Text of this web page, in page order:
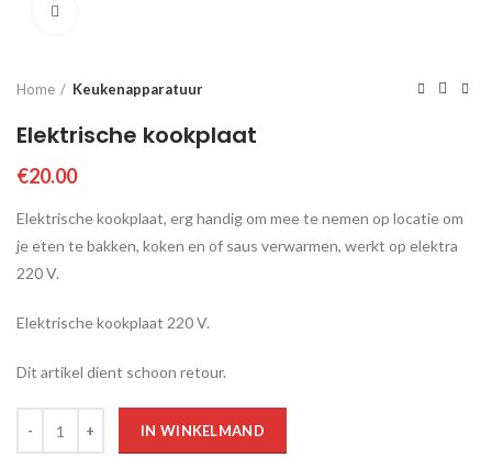
Home Keukenapparatuur
Elektrische kookplaat
€20.00
Elektrische kookplaat, erg handig om mee te nemen op locatie om
je eten te bakken, koken en of saus verwarmen, werkt op elektra
220 V.
Elektrische kookplaat 220 V.
Dit artikel dient schoon retour.
IN WINKELMAND